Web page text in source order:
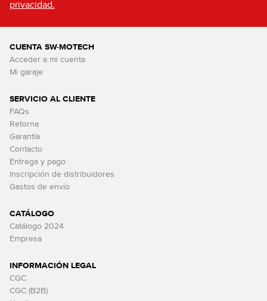
privacidad.
CUENTA SW-MOTECH
Acceder a mi cuenta
Mi garaje
SERVICIO AL CLIENTE
FAQs
Retorna
Garantía
Contacto
Entrega y pago
Inscripción de distribuidores
Gastos de envío
CATÁLOGO
Catálogo 2024
Empresa
INFORMACIÓN LEGAL
CGC
CGC (B2B)